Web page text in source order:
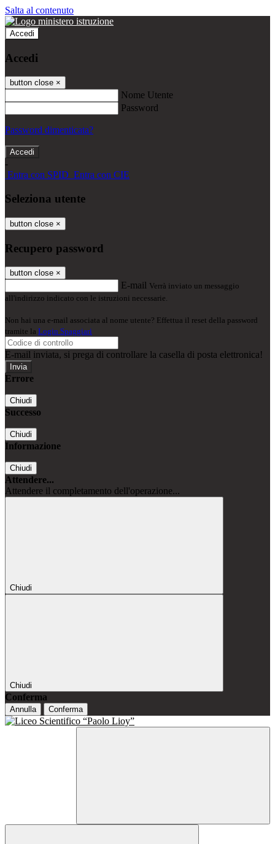
Salta al contenuto
Accedi
Accedi
button close ×
Nome Utente
Password
Password dimenticata?
-
Entra con SPID Entra con CIE
Seleziona utente
button close ×
Recupero password
button close ×
E-mail Verrà inviato un messaggio
all'indirizzo indicato con le istruzioni necessarie.
Non hai una e-mail associata al nome utente? Effettua il reset della password
tramite la Login Spaggiari
E-mail inviata, si prega di controllare la casella di posta elettronica!
Errore
Chiudi
Successo
Chiudi
Informazione
Chiudi
Attendere...
Attendere il completamento dell'operazione...
Chiudi
Chiudi
Conferma
Annulla Conferma